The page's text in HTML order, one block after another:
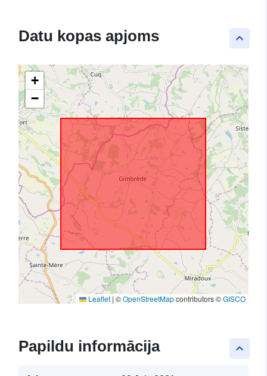
keyboard_arrow_up
Datu kopas apjoms
+
−
Leaflet | ©OpenStreetMapcontributors ©GISCO
keyboard_arrow_up
Papildu informācija